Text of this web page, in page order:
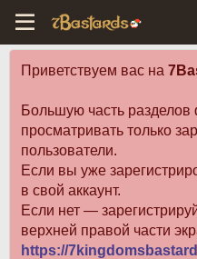
Приветствуем вас на
Большую часть разделов
просматривать только
пользователи.
Если вы уже
в свой аккаунт.
Если нет —
верхней правой части
https://